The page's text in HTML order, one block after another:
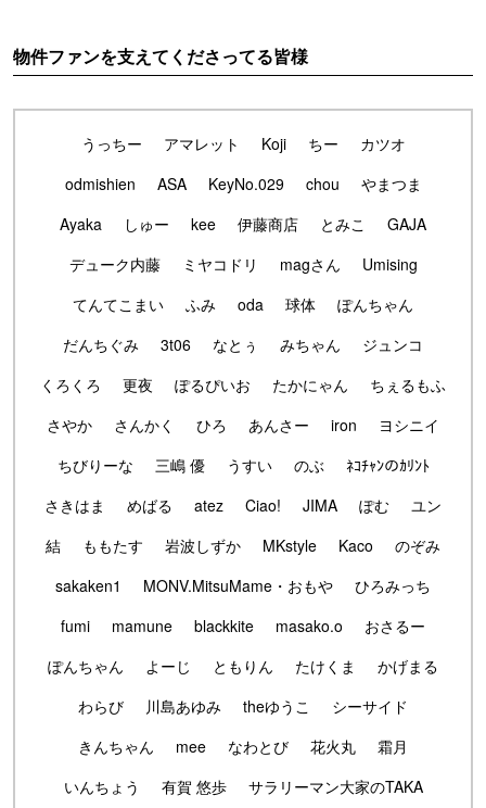
物件ファンを支えてくださってる皆様
うっちー アマレット Koji ちー
カツオ
odmishien
ASA KeyNo.029 chou
やまつま
Ayaka
しゅー kee 伊藤商店 とみこ
GAJA
デューク内藤
ミヤコドリ magさん
Umising
てんてこまい
ふみ oda 球体
ぽんちゃん
だんちぐみ
3t06 なとぅ みちゃん
ジュンコ
くろくろ
更夜 ぽるぴいお たかにゃん
ちぇるもふ
さやか
さんかく ひろ あんさー iron
ヨシニイ
ちびりーな
三嶋 優 うすい のぶ
ﾈｺﾁｬﾝのｶﾘﾝﾄ
さきはま
めばる atez Ciao! JIMA ぽむ
ユン
結
ももたす 岩波しずか MKstyle Kaco
のぞみ
sakaken1
MONV.MitsuMame・おもや
ひろみっち
fumi
mamune blackkite masako.o
おさるー
ぽんちゃん
よーじ ともりん たけくま
かげまる
わらび
川島あゆみ theゆうこ
シーサイド
きんちゃん
mee なわとび 花火丸
霜月
いんちょう
有賀 悠歩
サラリーマン大家のTAKA